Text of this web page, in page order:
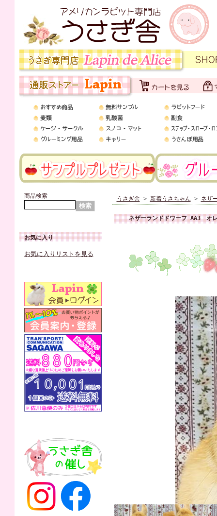
商品検索
お気に入り
お気に入りリストを見る
うさぎ舎> 新着うさちゃん > ネザ
ネザーランドドワーフ AA3 オ